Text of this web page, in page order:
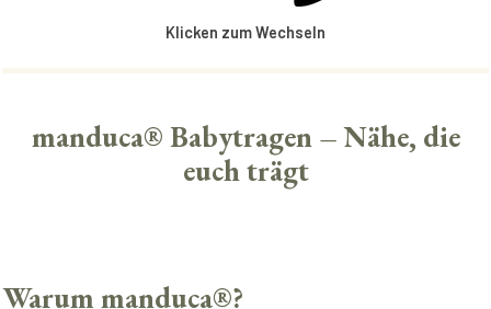
Klicken zum Wechseln
manduca® Babytragen – Nähe, die
euch trägt
Warum manduca®?